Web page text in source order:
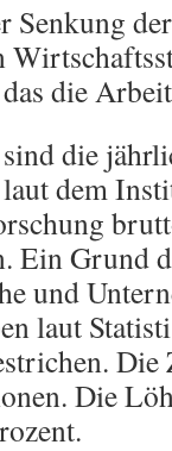
das die
die
dem
Ein Grund
und
laut
Die